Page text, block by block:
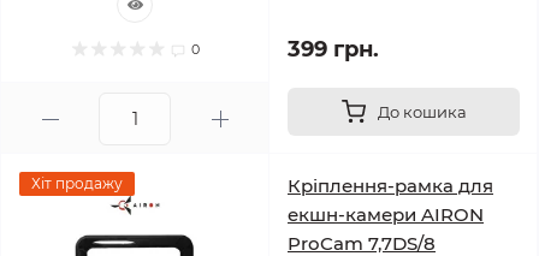
0 399 грн.
До кошика
Хіт продажу
Кріплення-рамка для
екшн-камери AIRON
ProCam 7,7DS/8